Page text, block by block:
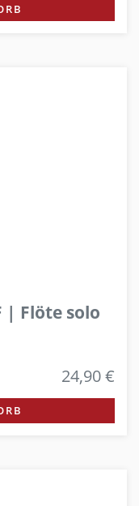
| Flöte solo
24,90 €